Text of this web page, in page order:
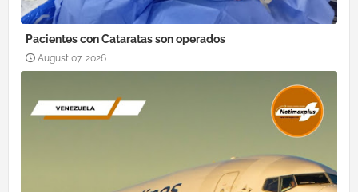
Pacientes con Cataratas son operados
August 07, 2026